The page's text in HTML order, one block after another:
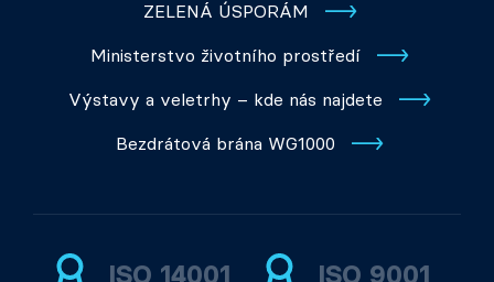
ZELENÁ ÚSPORÁM
Ministerstvo životního prostředí
Výstavy a veletrhy – kde nás najdete
Bezdrátová brána WG1000
ISO 14001 ISO 9001